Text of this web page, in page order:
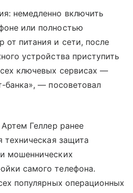
немедленно включить
или полностью
от питания и сети, после
устройства приступить
ключевых сервисах —
банка», — посоветовал
Геллер ранее
техническая защита
мошеннических
самого телефона.
популярных операционных